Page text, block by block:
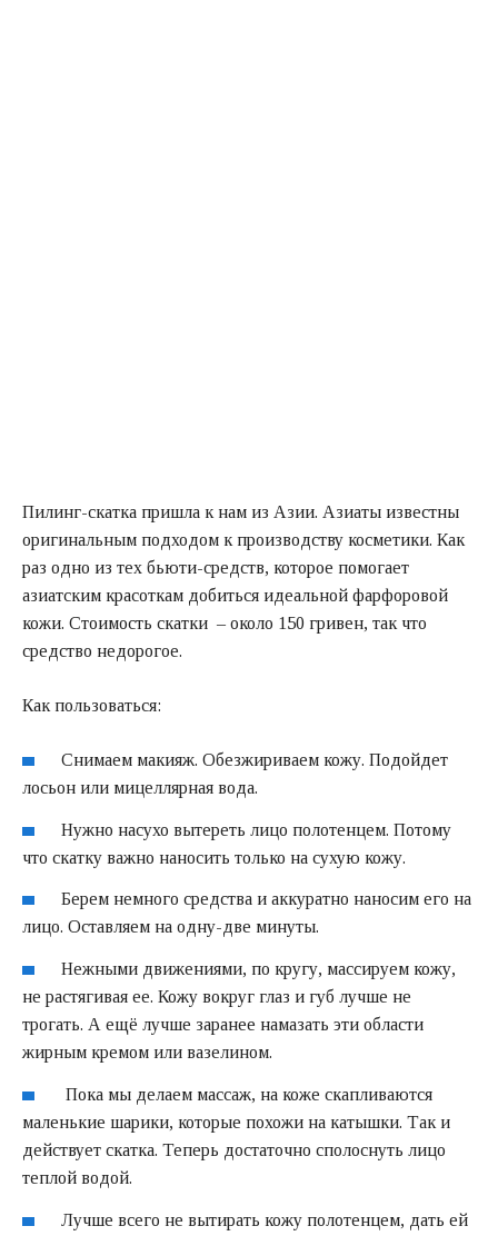
Пилинг-скатка пришла к нам из Азии. Азиаты известны
оригинальным подходом к производству косметики. Как
раз одно из тех бьюти-средств, которое помогает
азиатским красоткам добиться идеальной фарфоровой
кожи. Стоимость скатки – около 150 гривен, так что
средство недорогое.
Как пользоваться:
Снимаем макияж. Обезжириваем кожу. Подойдет
лосьон или мицеллярная вода.
Нужно насухо вытереть лицо полотенцем. Потому
что скатку важно наносить только на сухую кожу.
Берем немного средства и аккуратно наносим его на
лицо. Оставляем на одну-две минуты.
Нежными движениями, по кругу, массируем кожу,
не растягивая ее. Кожу вокруг глаз и губ лучше не
трогать. А ещё лучше заранее намазать эти области
жирным кремом или вазелином.
Пока мы делаем массаж, на коже скапливаются
маленькие шарики, которые похожи на катышки. Так и
действует скатка. Теперь достаточно сполоснуть лицо
теплой водой.
Лучше всего не вытирать кожу полотенцем, дать ей